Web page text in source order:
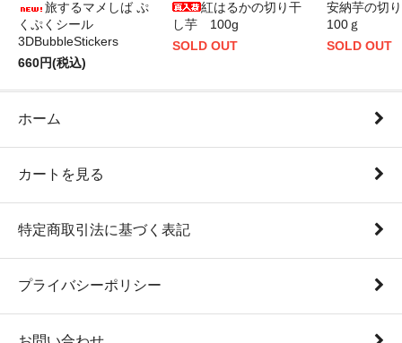
旅するマメしば ぷ
くぷくシール
3DBubbleStickers
660円(税込)
紅はるかの切り干
し芋 100g
SOLD OUT
安納芋の切
100ｇ
SOLD OUT
ホーム
カートを見る
特定商取引法に基づく表記
プライバシーポリシー